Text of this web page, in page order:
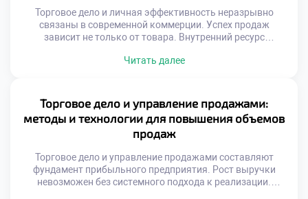
скрипты. Искренность […]
Торговое дело и личная эффективность неразрывно
связаны в современной коммерции. Успех продаж
зависит не только от товара. Внутренний ресурс
снижает продуктивность даже опытных сотрудников.
механического знания скриптов. Клиент чувствует
искренность и заинтересованность продавца.
Личностный рост напрямую влияет на доход.
Профессионализм строится […]
Читать далее
Торговое дело и управление продажами:
методы и технологии для повышения объемов
продаж
Торговое дело и управление продажами составляют
фундамент прибыльного предприятия. Рост выручки
невозможен без системного подхода к реализации.